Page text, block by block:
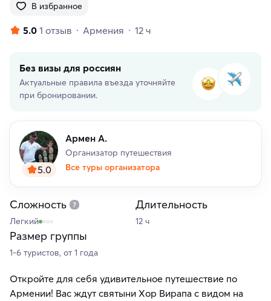
В избранное
5.0 1 отзыв Армения 12 ч
Без визы для россиян
Актуальные правила въезда уточняйте
при бронировании.
5.0
Армен А.
Организатор путешествия
Все туры организатора
Сложность
Легкий
Длительность
12 ч
Размер группы
1-6 туристов, от 1 года
Откройте для себя удивительное путешествие по
Армении! Вас ждут святыни Хор Вирапа с видом на